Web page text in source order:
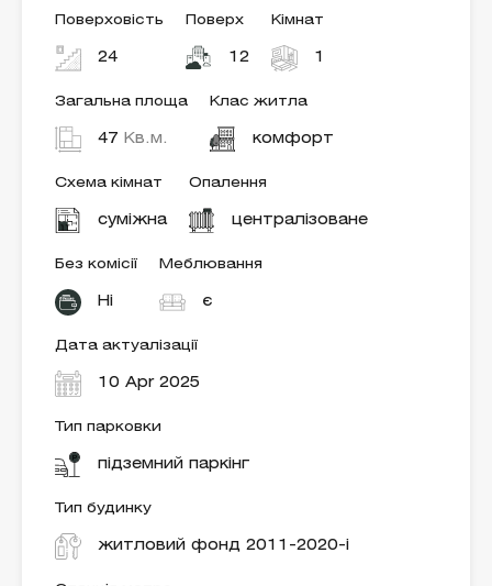
Поверховість
24
Поверх
12
Кімнат
1
Загальна площа
47 Кв.м.
Клас житла
комфорт
Схема кімнат
суміжна
Опалення
централізоване
Без комісії
Ні
Меблювання
є
Дата актуалізації
10 Apr 2025
Тип парковки
підземний паркінг
Тип будинку
житловий фонд 2011-2020-і